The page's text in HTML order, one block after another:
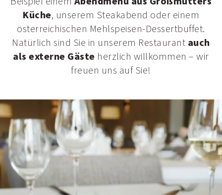
Küche, unserem Steakabend oder einem
österreichischen Mehlspeisen-Dessertbuffet.
Natürlich sind Sie in unserem Restaurant auch
als externe Gäste herzlich willkommen – wir
freuen uns auf Sie!